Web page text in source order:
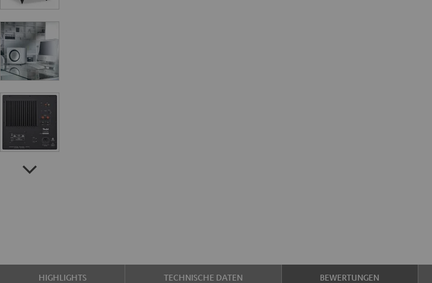
HIGHLIGHTS TECHNISCHE DATEN BEWERTUNGEN